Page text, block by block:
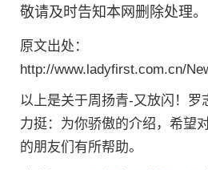
敬请及时告知本网删除处理。
原文出处：
http://www.ladyfirst.com.cn/
以上是关于周扬青-又放闪！罗
力挺：为你骄傲的介绍，希望
的朋友们有所帮助。